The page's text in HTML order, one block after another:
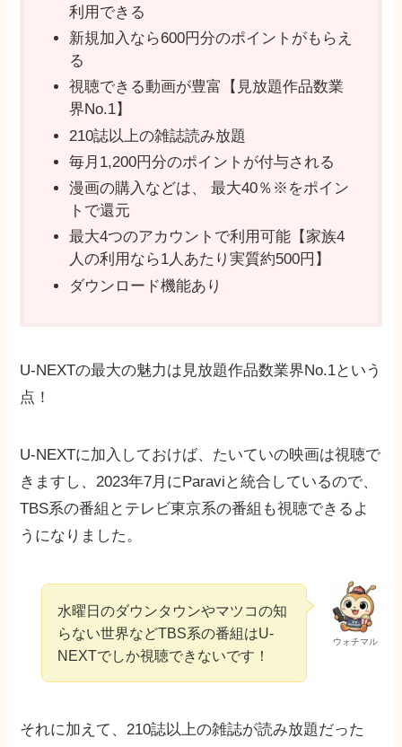
利用できる
新規加入なら600円分のポイントがもらえ
る
視聴できる動画が豊富【見放題作品数業
界No.1】
210誌以上の雑誌読み放題
毎月1,200円分のポイントが付与される
漫画の購入などは、 最⼤40％※をポイン
トで還元
最⼤4つのアカウントで利用可能【家族4
⼈の利⽤なら1⼈あたり実質約500円】
ダウンロード機能あり
U-NEXTの最大の魅力は見放題作品数業界No.1という
点！
U-NEXTに加入しておけば、たいていの映画は視聴で
きますし、2023年7月にParaviと統合しているので、
TBS系の番組とテレビ東京系の番組も視聴できるよ
うになりました。
ウォチマル
水曜日のダウンタウンやマツコの知
らない世界などTBS系の番組はU-
NEXTでしか視聴できないです！
それに加えて、210誌以上の雑誌が読み放題だった